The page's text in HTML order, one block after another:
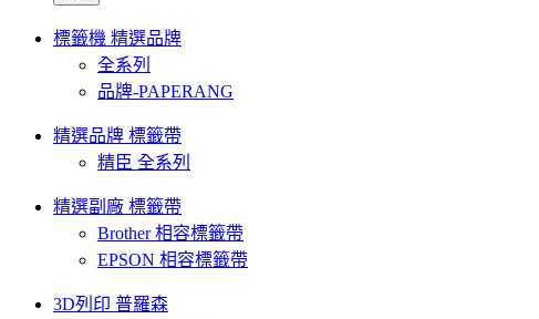
標籤機 精選品牌
全系列
品牌-PAPERANG
精選品牌 標籤帶
精臣 全系列
精選副廠 標籤帶
Brother 相容標籤帶
EPSON 相容標籤帶
3D列印 普羅森